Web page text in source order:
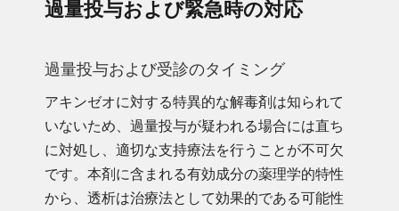
過量投与および緊急時の対応
過量投与および受診のタイミング
アキンゼオに対する特異的な解毒剤は知られて
いないため、過量投与が疑われる場合には直ち
に対処し、適切な支持療法を行うことが不可欠
です。本剤に含まれる有効成分の薬理学的特性
から、透析は治療法として効果的である可能性